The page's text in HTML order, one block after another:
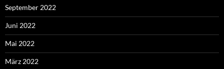
September 2022
Juni 2022
Mai 2022
März 2022